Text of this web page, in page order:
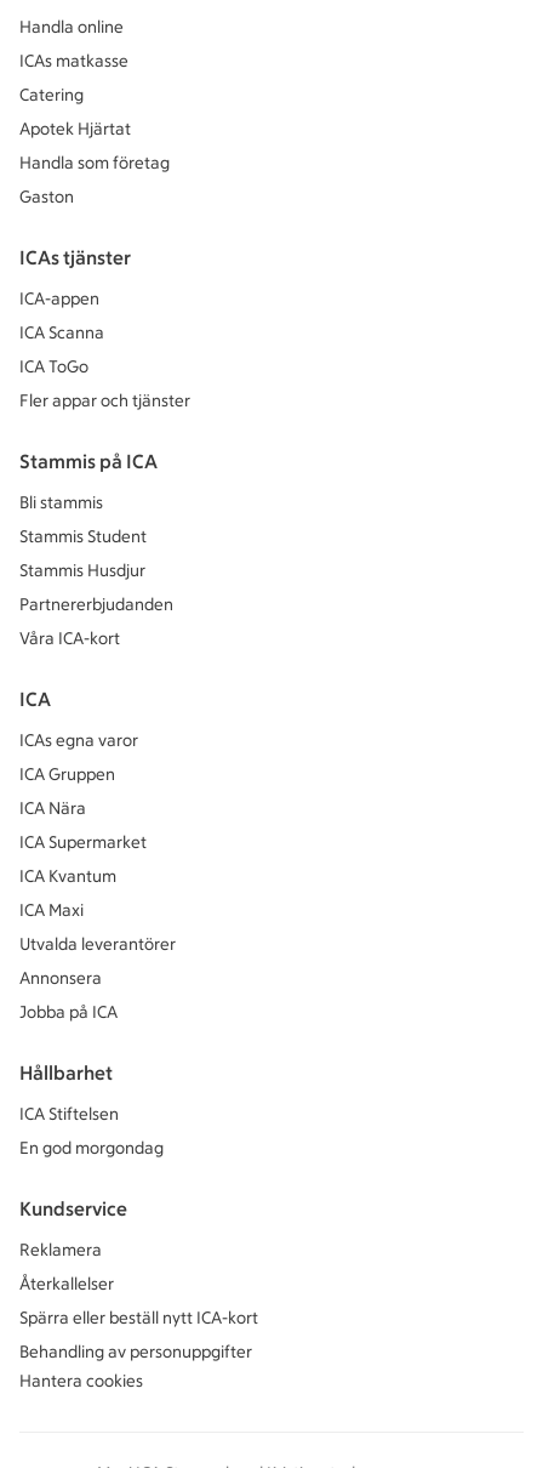
Handla online
ICAs matkasse
Catering
Apotek Hjärtat
Handla som företag
Gaston
ICAs tjänster
ICA-appen
ICA Scanna
ICA ToGo
Fler appar och tjänster
Stammis på ICA
Bli stammis
Stammis Student
Stammis Husdjur
Partnererbjudanden
Våra ICA-kort
ICA
ICAs egna varor
ICA Gruppen
ICA Nära
ICA Supermarket
ICA Kvantum
ICA Maxi
Utvalda leverantörer
Annonsera
Jobba på ICA
Hållbarhet
ICA Stiftelsen
En god morgondag
Kundservice
Reklamera
Återkallelser
Spärra eller beställ nytt ICA-kort
Behandling av personuppgifter
Hantera cookies